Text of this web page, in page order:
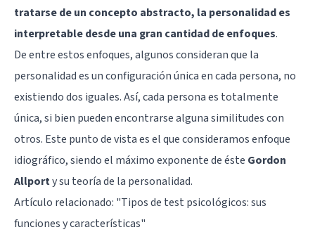
tratarse de un concepto abstracto, la personalidad es
interpretable desde una gran cantidad de enfoques.
De entre estos enfoques, algunos consideran que la
personalidad es un configuración única en cada persona, no
existiendo dos iguales. Así, cada persona es totalmente
única, si bien pueden encontrarse alguna similitudes con
otros. Este punto de vista es el que consideramos enfoque
idiográfico, siendo el máximo exponente de éste Gordon
Allporty su teoría de la personalidad.
Artículo relacionado: "Tipos de test psicológicos: sus
funciones y características"